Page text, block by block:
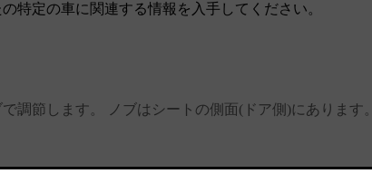
特定の車に関連する情報を入手してください。
調節します。 ノブはシートの側面(ドア側)にあります。